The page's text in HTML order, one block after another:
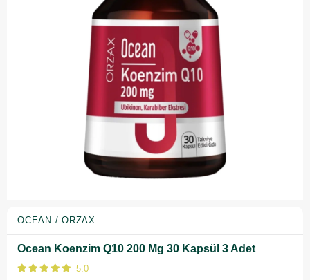
OCEAN / ORZAX
Ocean Koenzim Q10 200 Mg 30 Kapsül 3 Adet
5.0